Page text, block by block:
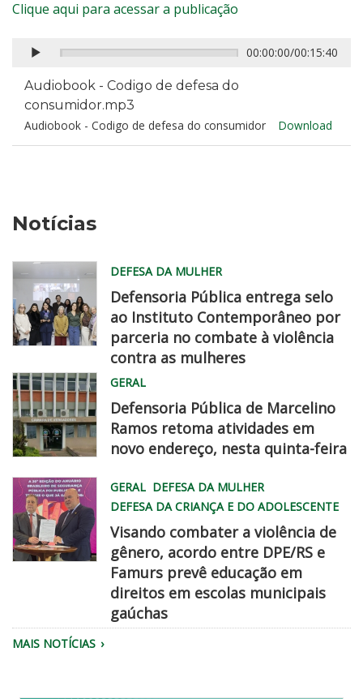
Clique aqui para acessar a publicação
00:00:00/00:15:40
Audiobook - Codigo de defesa do
consumidor.mp3
Audiobook - Codigo de defesa do consumidor
Download
Notícias
MG
0732
DEFESA DA MULHER
Defensoria Pública entrega selo
ao Instituto Contemporâneo por
parceria no combate à violência
contra as mulheres
WhatsApp
Image
2026
08
06
22
GERAL
Defensoria Pública de Marcelino
Ramos retoma atividades em
novo endereço, nesta quinta-feira
chegadisso
GERAL DEFESA DA MULHER
DEFESA DA CRIANÇA E DO ADOLESCENTE
Visando combater a violência de
gênero, acordo entre DPE/RS e
Famurs prevê educação em
direitos em escolas municipais
gaúchas
MAIS NOTÍCIAS